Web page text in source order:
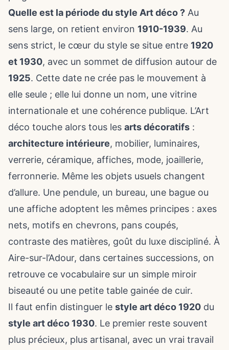
Quelle est la période du style Art déco ? Au
sens large, on retient environ 1910-1939. Au
sens strict, le cœur du style se situe entre 1920
et 1930, avec un sommet de diffusion autour de
1925. Cette date ne crée pas le mouvement à
elle seule ; elle lui donne un nom, une vitrine
internationale et une cohérence publique. L’Art
déco touche alors tous les arts décoratifs :
architecture intérieure, mobilier, luminaires,
verrerie, céramique, affiches, mode, joaillerie,
ferronnerie. Même les objets usuels changent
d’allure. Une pendule, un bureau, une bague ou
une affiche adoptent les mêmes principes : axes
nets, motifs en chevrons, pans coupés,
contraste des matières, goût du luxe discipliné. À
Aire-sur-l’Adour, dans certaines successions, on
retrouve ce vocabulaire sur un simple miroir
biseauté ou une petite table gainée de cuir.
Il faut enfin distinguer le style art déco 1920 du
style art déco 1930. Le premier reste souvent
plus précieux, plus artisanal, avec un vrai travail